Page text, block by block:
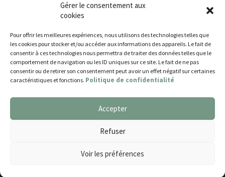
Gérer le consentement aux
cookies
Pour offrir les meilleures expériences, nous utilisons des technologies telles que
les cookies pour stocker et/ou accéder aux informations des appareils. Le fait de
consentir à ces technologies nous permettra de traiter des données telles que le
comportement de navigation ou les ID uniques sur ce site. Le fait de ne pas
consentir ou de retirer son consentement peut avoir un effet négatif sur certaines
caractéristiques et fonctions. Politique de confidentialité
Accepter
Refuser
Voir les préférences
Service technique
rue de Montry–77700 Chessy
Tél. 01 60 43 52 63
Horaires d’ouverture
Lundi, mardi et jeudi
De 9h à 11h45 et de 14h30 à 17h30
Gestion des cookies
Nous utilisons des cookies pour vous offrir la meilleure
You can find out more about which cookies we are using or